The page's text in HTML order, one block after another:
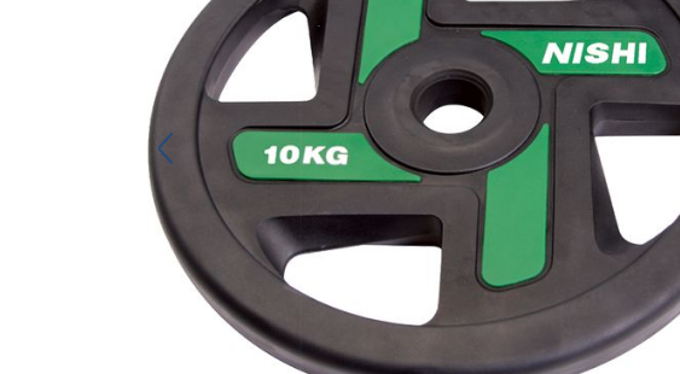
コート
キーホルダー
アクセサリ
メディシンボール